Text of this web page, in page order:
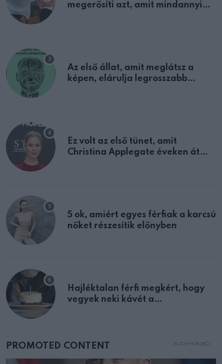
megerősíti azt, amit mindannyian
Az első állat, amit meglátsz a
képen, elárulja legrosszabb
Ez volt az első tünet, amit
Christina Applegate éveken át
5 ok, amiért egyes férfiak a karcsú
nőket részesítik előnyben
Hajléktalan férfi megkért, hogy
vegyek neki kávét a